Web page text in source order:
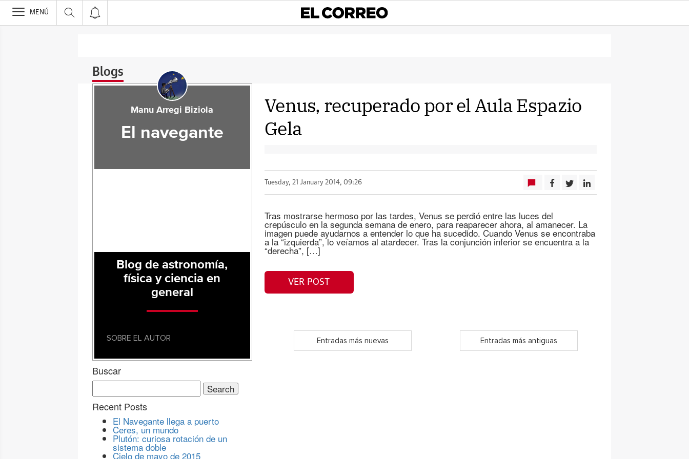
>
MENÚ
Blogs
Venus, recuperado por el Aula Espazio
Gela
Tuesday, 21 January 2014, 09:26
Tras mostrarse hermoso por las tardes, Venus se perdió entre las luces del
crepúsculo en la segunda semana de enero, para reaparecer ahora, al amanecer. La
imagen puede ayudarnos a entender lo que ha sucedido. Cuando Venus se encontraba
a la “izquierda”, lo veíamos al atardecer. Tras la conjunción inferior se encuentra a la
“derecha”, […]
VER POST
Entradas más nuevas Entradas más antiguas
Manu Arregi Biziola
El navegante
Blog de astronomía,
física y ciencia en
general
SOBRE EL AUTOR
Buscar
Search
for:
Recent Posts
El Navegante llega a puerto
Ceres, un mundo
Plutón: curiosa rotación de un
sistema doble
Cielo de mayo de 2015